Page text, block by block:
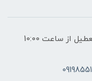
ساعات پاسخگویی: فقط روزهای غیر تعطیل از ساعت 10:00